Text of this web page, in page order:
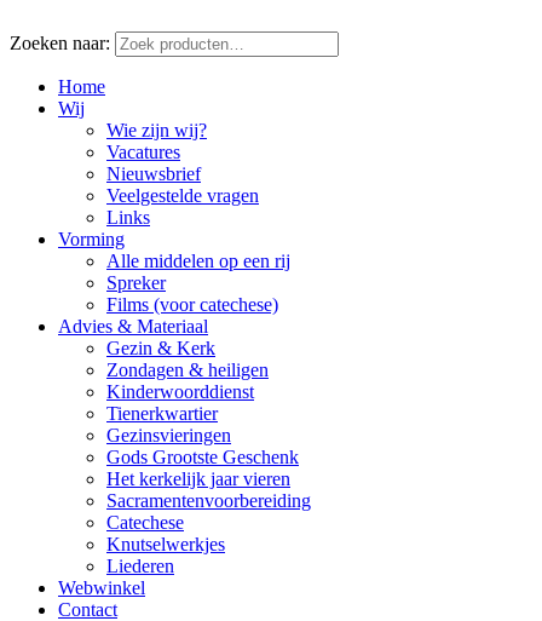
Zoeken naar:
Home
Wij
Wie zijn wij?
Vacatures
Nieuwsbrief
Veelgestelde vragen
Links
Vorming
Alle middelen op een rij
Spreker
Films (voor catechese)
Advies & Materiaal
Gezin & Kerk
Zondagen & heiligen
Kinderwoorddienst
Tienerkwartier
Gezinsvieringen
Gods Grootste Geschenk
Het kerkelijk jaar vieren
Sacramentenvoorbereiding
Catechese
Knutselwerkjes
Liederen
Webwinkel
Contact